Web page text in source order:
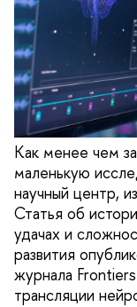
Как менее чем
маленькую
научный центр,
Статья об
удачах и
развития
журнала
трансляции